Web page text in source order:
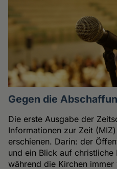
Gegen die
Die erste Ausgabe der
Informationen zur Zeit
erschienen. Darin: der
und ein Blick auf christliche
während die Kirchen immer